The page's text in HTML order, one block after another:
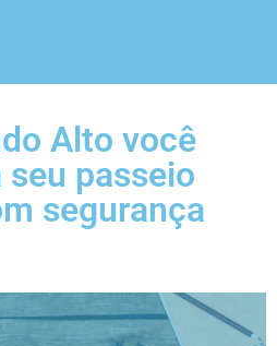
Alto você
passeio
segurança